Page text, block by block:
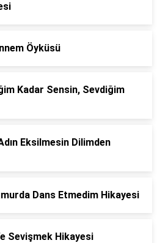
Öyküsü
Kadar Sensin, Sevdiğim
Eksilmesin Dilimden
Dans Etmedim Hikayesi
Sevişmek Hikayesi